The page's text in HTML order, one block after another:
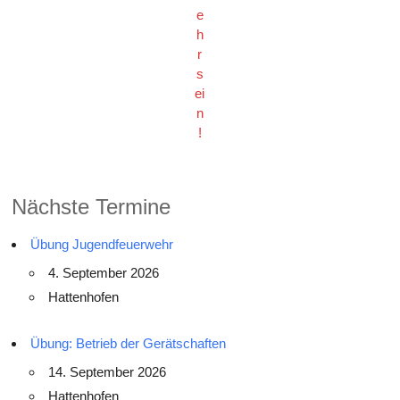
e
h
r
s
ei
n
!
Nächste Termine
Übung Jugendfeuerwehr
4. September 2026
Hattenhofen
Übung: Betrieb der Gerätschaften
14. September 2026
Hattenhofen